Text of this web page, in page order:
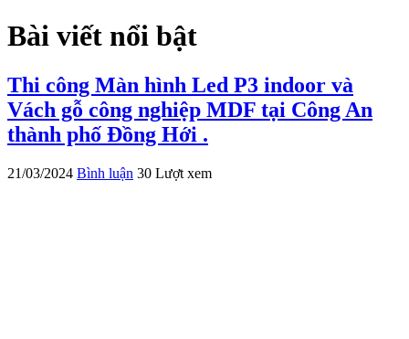
Bài viết nổi bật
Thi công Màn hình Led P3 indoor và
Vách gỗ công nghiệp MDF tại Công An
thành phố Đồng Hới .
21/03/2024 Bình luận 30 Lượt xem